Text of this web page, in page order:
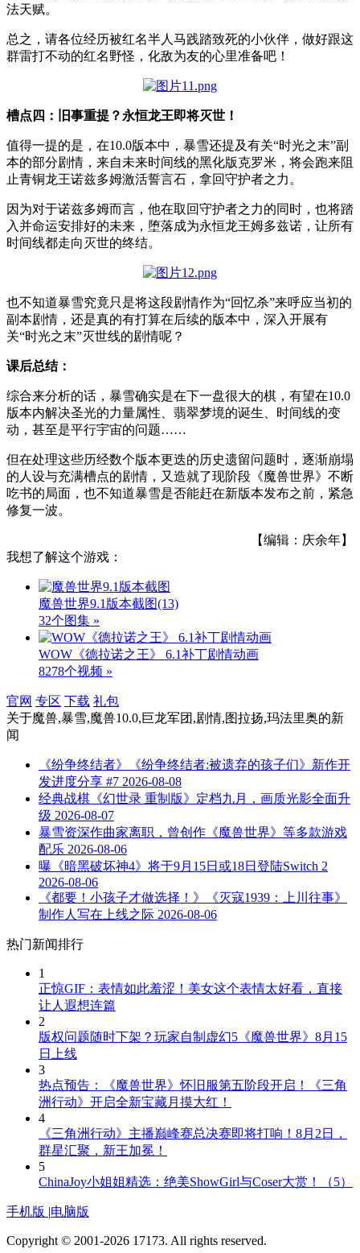
法天赋。
总之，请各位经历被红名半人马践踏致死的小伙伴，做好跟这
群雷打不动的红名野怪，化敌为友的心里准备吧！
槽点四：旧事重提？永恒龙王即将灭世！
值得一提的是，在10.0版本中，暴雪还提及有关“时光之末”副
本的部分剧情，来自未来时间线的黑化版克罗米，将会跑来阻
止青铜龙王诺兹多姆激活誓言石，拿回守护者之力。
因为对于诺兹多姆而言，他在取回守护者之力的同时，也将踏
入并命运安排好的未来，堕落成为永恒龙王姆多兹诺，让所有
时间线都走向灭世的终结。
也不知道暴雪究竟只是将这段剧情作为“回忆杀”来呼应当初的
副本剧情，还是真的有打算在后续的版本中，深入开展有
关“时光之末”灭世线的剧情呢？
课后总结：
综合来分析的话，暴雪确实是在下一盘很大的棋，有望在10.0
版本内解决圣光的力量属性、翡翠梦境的诞生、时间线的变
动，甚至是平行宇宙的问题……
但在处理这些历经数个版本更迭的历史遗留问题时，逐渐崩塌
的人设与充满槽点的剧情，又造就了现阶段《魔兽世界》不断
吃书的局面，也不知道暴雪是否能赶在新版本发布之前，紧急
修复一波。
【编辑：庆余年】
我想了解这个游戏：
魔兽世界9.1版本截图(13)
32个图集 »
WOW《德拉诺之王》 6.1补丁剧情动画
8278个视频 »
官网 专区 下载 礼包
关于魔兽,暴雪,魔兽10.0,巨龙军团,剧情,图拉扬,玛法里奥的新
闻
《纷争终结者》《纷争终结者:被遗弃的孩子们》新作开
发进度分享 #7 2026-08-08
经典战棋《幻世录 重制版》定档九月，画质光影全面升
级 2026-08-07
暴雪资深作曲家离职，曾创作《魔兽世界》等多款游戏
配乐 2026-08-06
曝《暗黑破坏神4》将于9月15日或18日登陆Switch 2
2026-08-06
《都要！小孩子才做选择！》《灭寇1939：上川往事》
制作人写在上线之际 2026-08-06
热门新闻排行
1
正惊GIF：表情如此羞涩！美女这个表情太好看，直接
让人遐想连篇
2
版权问题随时下架？玩家自制虚幻5《魔兽世界》8月15
日上线
3
热点预告：《魔兽世界》怀旧服第五阶段开启！《三角
洲行动》开启全新宝藏月摸大红！
4
《三角洲行动》主播巅峰赛总决赛即将打响！8月2日，
群星汇聚，新王加冕！
5
ChinaJoy小姐姐精选：绝美ShowGirl与Coser大赏！（5）
手机版 |电脑版
Copyright © 2001-2026 17173. All rights reserved.